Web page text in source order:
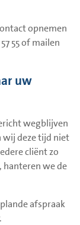
opnemen
55 of mailen
uw
wegblijven
wij deze tijd niet
cliënt zo
hanteren we de
afspraak